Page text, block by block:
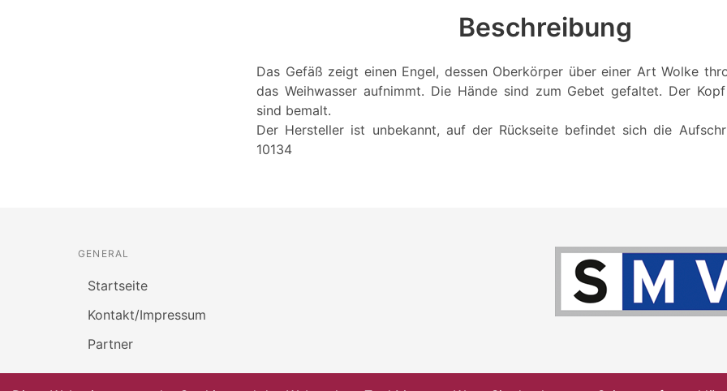
Beschreibung
Das Gefäß zeigt einen Engel, dessen Oberkörper über einer Art Wolke
das Weihwasser aufnimmt. Die Hände sind zum Gebet gefaltet. Der
sind bemalt.
Der Hersteller ist unbekannt, auf der Rückseite befindet sich die
10134
GENERAL
Startseite
Kontakt/Impressum
Partner